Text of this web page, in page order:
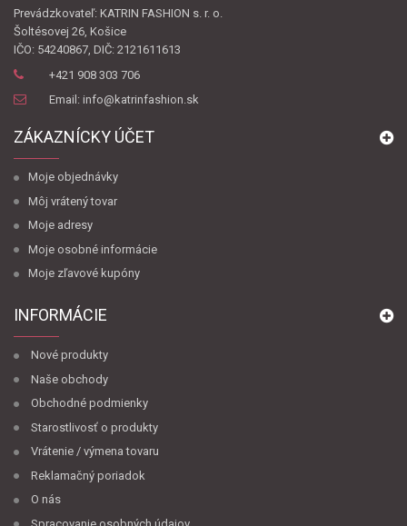
Prevádzkovateľ: KATRIN FASHION s. r. o.
Šoltésovej 26, Košice
IČO: 54240867, DIČ: 2121611613
+421 908 303 706
Email: info@katrinfashion.sk
ZÁKAZNÍCKY ÚČET
Moje objednávky
Môj vrátený tovar
Moje adresy
Moje osobné informácie
Moje zľavové kupóny
INFORMÁCIE
Nové produkty
Naše obchody
Obchodné podmienky
Starostlivosť o produkty
Vrátenie / výmena tovaru
Reklamačný poriadok
O nás